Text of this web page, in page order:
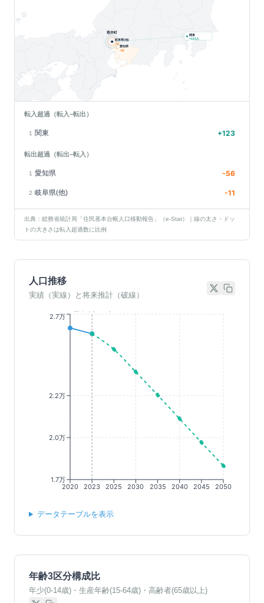
岐阜県(他)
-11
愛知県
-56
垂井町
関東
+123人
転入超過（転入−転出）
1 関東 +123
転出超過（転出−転入）
1 愛知県 -56
2 岐阜県(他) -11
出典：総務省統計局「住民基本台帳人口移動報告」（e-Stat）｜線の太さ・ドッ
トの大きさは転入超過数に比例
人口推移
実績（実線）と将来推計（破線）
2020 2023 2025 2030 2035 2040 2045 2050
1.7万
2.0万
2.2万
2.7万
データテーブルを表示
年齢3区分構成比
年少(0-14歳)・生産年齢(15-64歳)・高齢者(65歳以上)